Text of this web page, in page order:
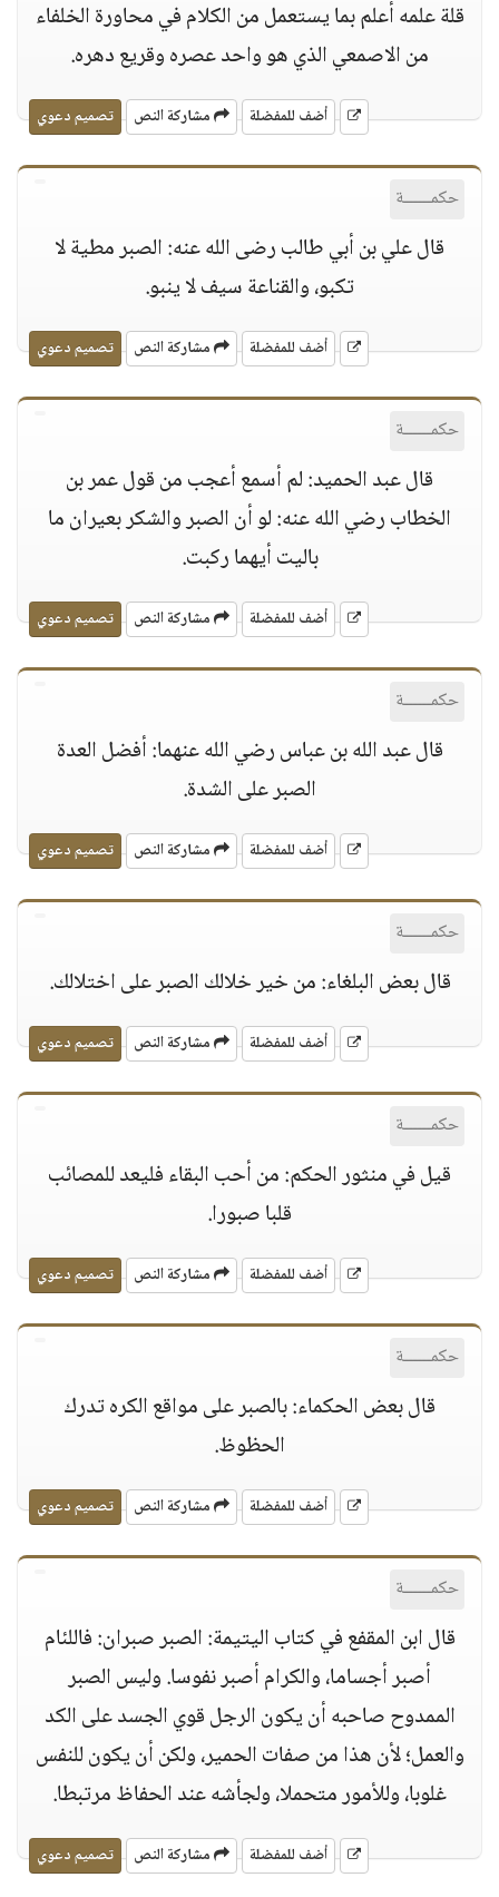
قلة علمه أعلم بما يستعمل من الكلام في محاورة الخلفاء
من الاصمعي الذي هو واحد عصره وقريع دهره.
أضف للمفضلة مشاركة النص تصميم دعوي
حكمــــــة
قال علي بن أبي طالب رضى الله عنه: الصبر مطية لا
تكبو، والقناعة سيف لا ينبو.
أضف للمفضلة مشاركة النص تصميم دعوي
حكمــــــة
قال عبد الحميد: لم أسمع أعجب من قول عمر بن
الخطاب رضي الله عنه: لو أن الصبر والشكر بعيران ما
باليت أيهما ركبت.
أضف للمفضلة مشاركة النص تصميم دعوي
حكمــــــة
قال عبد الله بن عباس رضي الله عنهما: أفضل العدة
الصبر على الشدة.
أضف للمفضلة مشاركة النص تصميم دعوي
حكمــــــة
قال بعض البلغاء: من خير خلالك الصبر على اختلالك.
أضف للمفضلة مشاركة النص تصميم دعوي
حكمــــــة
قيل في منثور الحكم: من أحب البقاء فليعد للمصائب
قلبا صبورا.
أضف للمفضلة مشاركة النص تصميم دعوي
حكمــــــة
قال بعض الحكماء: بالصبر على مواقع الكره تدرك
الحظوظ.
أضف للمفضلة مشاركة النص تصميم دعوي
حكمــــــة
قال ابن المقفع في كتاب اليتيمة: الصبر صبران: فاللئام
أصبر أجساما، والكرام أصبر نفوسا. وليس الصبر
الممدوح صاحبه أن يكون الرجل قوي الجسد على الكد
والعمل؛ لأن هذا من صفات الحمير، ولكن أن يكون للنفس
غلوبا، وللأمور متحملا، ولجأشه عند الحفاظ مرتبطا.
أضف للمفضلة مشاركة النص تصميم دعوي